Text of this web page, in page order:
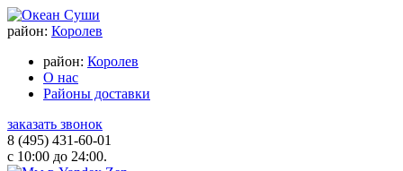
район: Королев
район: Королев
О нас
Районы доставки
заказать звонок
8 (495) 431-60-01
с 10:00 до 24:00.